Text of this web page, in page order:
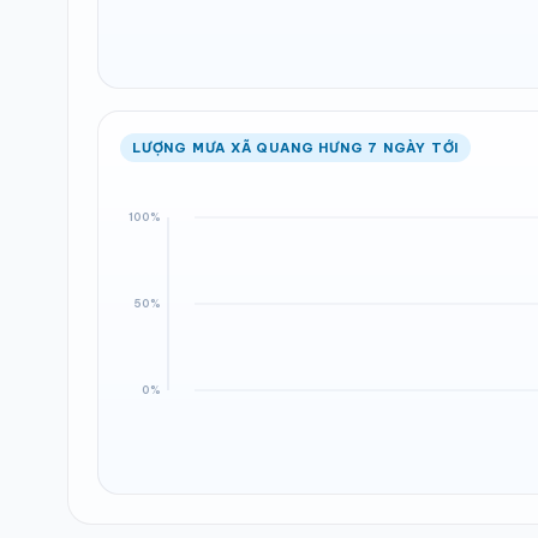
LƯỢNG MƯA XÃ QUANG HƯNG 7 NGÀY TỚI